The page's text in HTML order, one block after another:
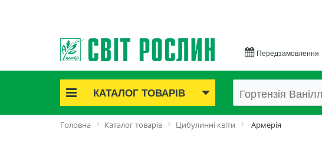
Передзамовлення
КАТАЛОГ ТОВАРІВ
Акційні товари
Головна Каталог товарів Цибулинні квіти Армерія